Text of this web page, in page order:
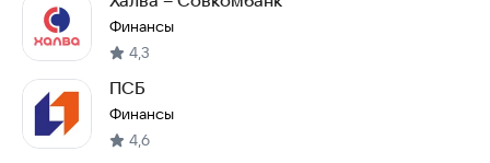
Финансы
4,3
ПСБ
Финансы
4,6